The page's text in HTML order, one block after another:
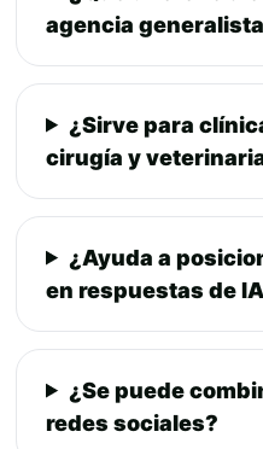
agencia
¿Sirve para
cirugía y
¿Ayuda a
en respuestas de
¿Se puede
redes sociales?